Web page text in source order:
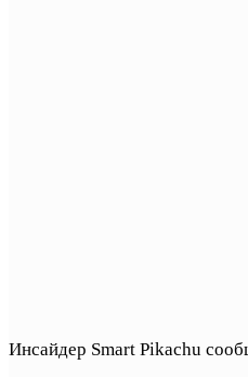
Инсайдер Smart Pikachu